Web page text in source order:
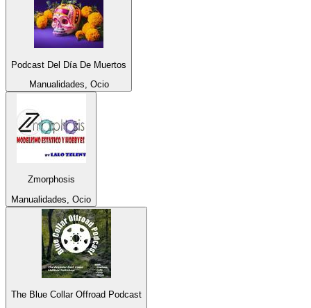
Podcast Del Día De Muertos
Manualidades, Ocio
Zmorphosis
Manualidades, Ocio
The Blue Collar Offroad Podcast